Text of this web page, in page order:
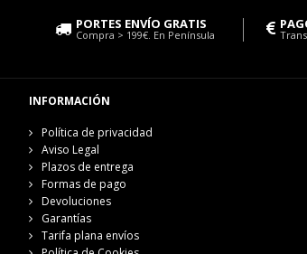
PORTES ENVÍO GRATIS
Compra > 199€. En Península
INFORMACIÓN
Política de privacidad
Aviso Legal
Plazos de entrega
Formas de pago
Devoluciones
Garantías
Tarifa plana envíos